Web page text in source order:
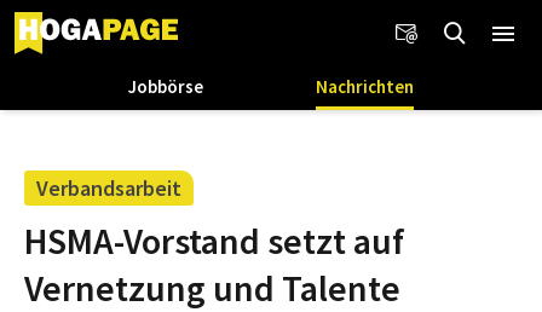
Jobbörse Nachrichten
Verbandsarbeit
HSMA-Vorstand setzt auf
Vernetzung und Talente